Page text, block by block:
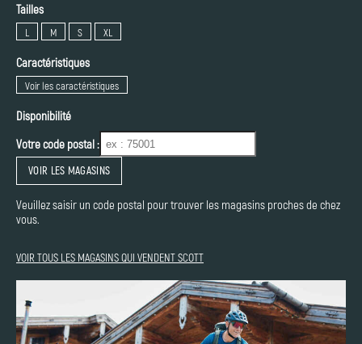
Tailles
L M S XL
Caractéristiques
Voir les caractéristiques
Disponibilité
Votre code postal :
VOIR LES MAGASINS
Veuillez saisir un code postal pour trouver les magasins proches de chez
vous.
VOIR TOUS LES MAGASINS QUI VENDENT SCOTT